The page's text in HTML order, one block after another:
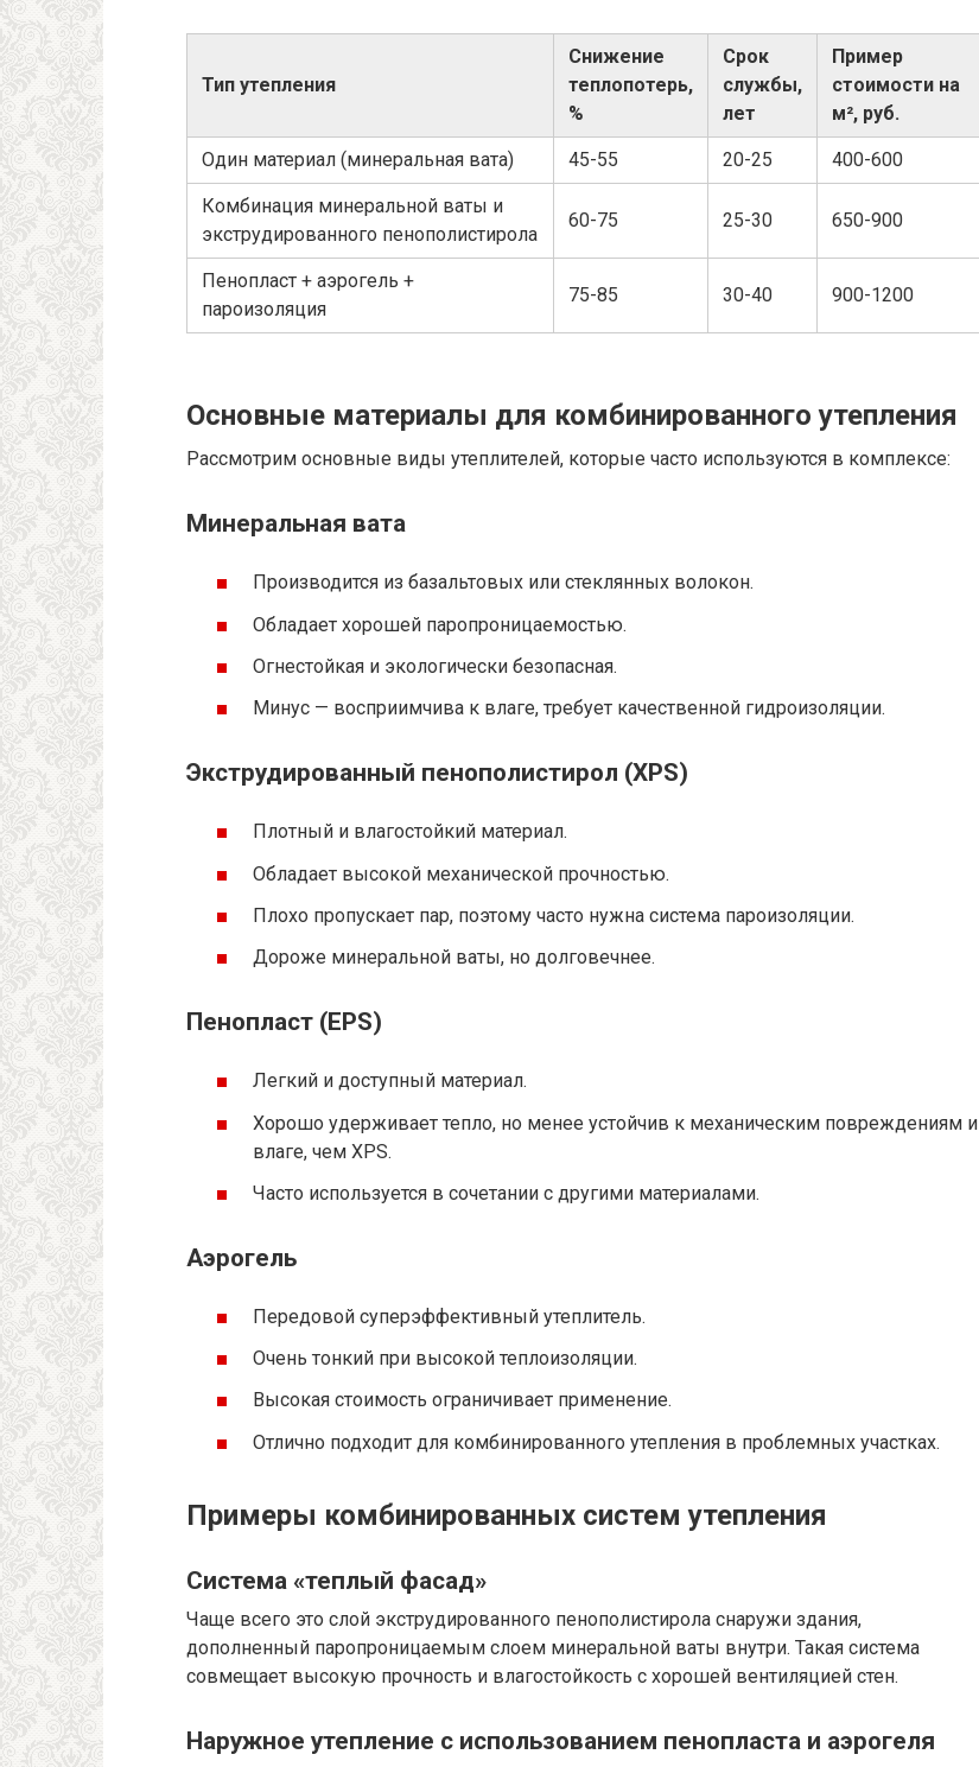
Тип утепления
Снижение
теплопотерь,
%
Срок
службы,
лет
Пример
стоимости на
м², руб.
Один материал (минеральная вата) 45-55 20-25 400-600
Комбинация минеральной ваты и
экструдированного пенополистирола
60-75 25-30 650-900
Пенопласт + аэрогель +
пароизоляция
75-85 30-40 900-1200
Основные материалы для комбинированного утепления
Рассмотрим основные виды утеплителей, которые часто используются в комплексе:
Минеральная вата
Производится из базальтовых или стеклянных волокон.
Обладает хорошей паропроницаемостью.
Огнестойкая и экологически безопасная.
Минус — восприимчива к влаге, требует качественной гидроизоляции.
Экструдированный пенополистирол (XPS)
Плотный и влагостойкий материал.
Обладает высокой механической прочностью.
Плохо пропускает пар, поэтому часто нужна система пароизоляции.
Дороже минеральной ваты, но долговечнее.
Пенопласт (EPS)
Легкий и доступный материал.
Хорошо удерживает тепло, но менее устойчив к механическим повреждениям и
влаге, чем XPS.
Часто используется в сочетании с другими материалами.
Аэрогель
Передовой суперэффективный утеплитель.
Очень тонкий при высокой теплоизоляции.
Высокая стоимость ограничивает применение.
Отлично подходит для комбинированного утепления в проблемных участках.
Примеры комбинированных систем утепления
Система «теплый фасад»
Чаще всего это слой экструдированного пенополистирола снаружи здания,
дополненный паропроницаемым слоем минеральной ваты внутри. Такая система
совмещает высокую прочность и влагостойкость с хорошей вентиляцией стен.
Наружное утепление с использованием пенопласта и аэрогеля